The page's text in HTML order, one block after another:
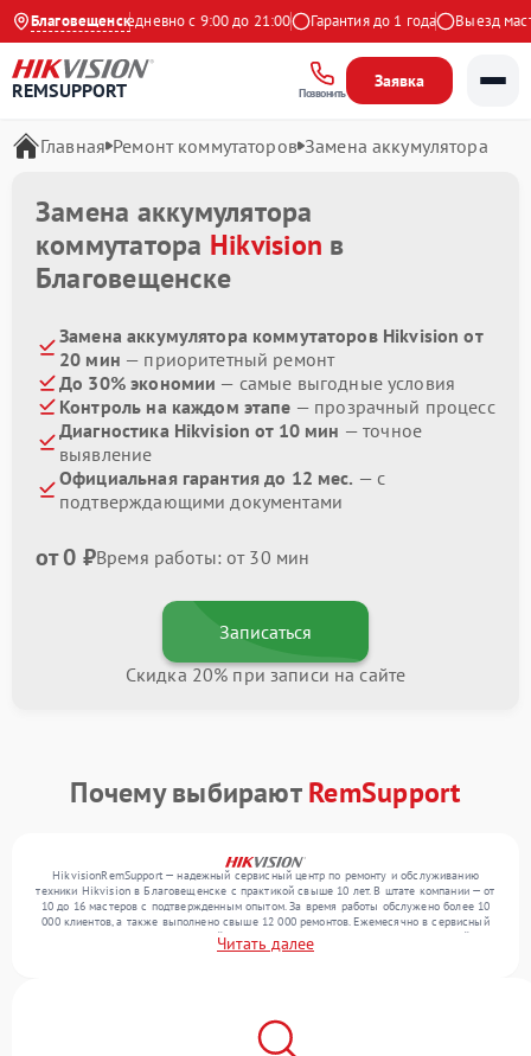
Благовещенск
Яндекс Ежедневно с 9:00 до 21:00 Гарантия до 1 года Выезд
REMSUPPORT Позвонить
Заявка
Главная Ремонт коммутаторов Замена аккумулятора
Замена аккумулятора
коммутатора Hikvision в
Благовещенске
Замена аккумулятора коммутаторов Hikvision от
20 мин — приоритетный ремонт
До 30% экономии — самые выгодные условия
Контроль на каждом этапе — прозрачный процесс
Диагностика Hikvision от 10 мин — точное
выявление
Официальная гарантия до 12 мес. — с
подтверждающими документами
от 0 ₽Время работы: от 30 мин
Записаться
Скидка 20% при записи на сайте
Почему выбираютRemSupport
HikvisionRemSupport — надежный сервисный центр по ремонту и обслуживанию
техники Hikvision в Благовещенске с практикой свыше 10 лет. В штате компании — от
10 до 16 мастеров с подтвержденным опытом. За время работы обслужено более 10
000 клиентов, а также выполнено свыше 12 000 ремонтов. Ежемесячно в сервисный
центр поступает от 300 устройств, включая , , . Мы устраняем поломки любой
сложности и гарантируем высокое качество обслуживания благодаря квалификации
Читать далее